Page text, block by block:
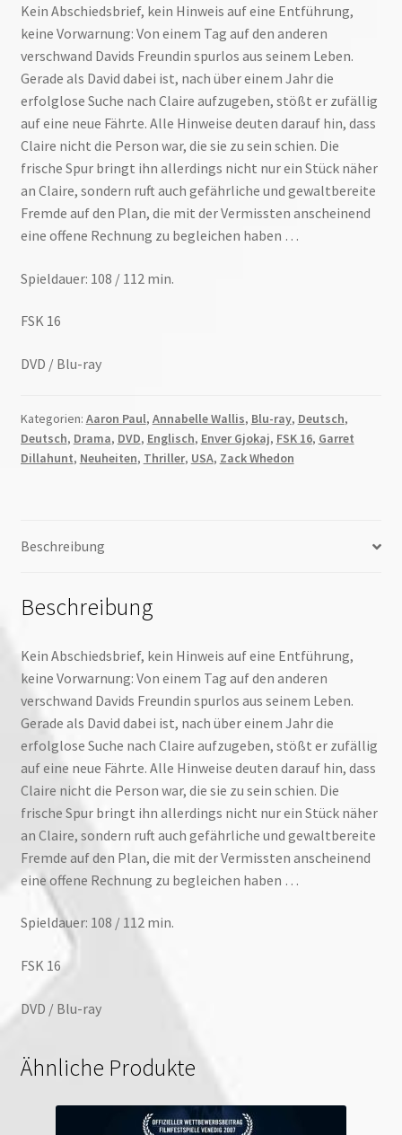
Kein Abschiedsbrief, kein Hinweis auf eine Entführung,
keine Vorwarnung: Von einem Tag auf den anderen
verschwand Davids Freundin spurlos aus seinem Leben.
Gerade als David dabei ist, nach über einem Jahr die
erfolglose Suche nach Claire aufzugeben, stößt er zufällig
auf eine neue Fährte. Alle Hinweise deuten darauf hin, dass
Claire nicht die Person war, die sie zu sein schien. Die
frische Spur bringt ihn allerdings nicht nur ein Stück näher
an Claire, sondern ruft auch gefährliche und gewaltbereite
Fremde auf den Plan, die mit der Vermissten anscheinend
eine offene Rechnung zu begleichen haben …
Spieldauer: 108 / 112 min.
FSK 16
DVD / Blu-ray
Kategorien: Aaron Paul, Annabelle Wallis, Blu-ray, Deutsch,
Deutsch, Drama, DVD, Englisch, Enver Gjokaj, FSK 16, Garret
Dillahunt, Neuheiten, Thriller, USA, Zack Whedon
Beschreibung
Beschreibung
Kein Abschiedsbrief, kein Hinweis auf eine Entführung,
keine Vorwarnung: Von einem Tag auf den anderen
verschwand Davids Freundin spurlos aus seinem Leben.
Gerade als David dabei ist, nach über einem Jahr die
erfolglose Suche nach Claire aufzugeben, stößt er zufällig
auf eine neue Fährte. Alle Hinweise deuten darauf hin, dass
Claire nicht die Person war, die sie zu sein schien. Die
frische Spur bringt ihn allerdings nicht nur ein Stück näher
an Claire, sondern ruft auch gefährliche und gewaltbereite
Fremde auf den Plan, die mit der Vermissten anscheinend
eine offene Rechnung zu begleichen haben …
Spieldauer: 108 / 112 min.
FSK 16
DVD / Blu-ray
Ähnliche Produkte